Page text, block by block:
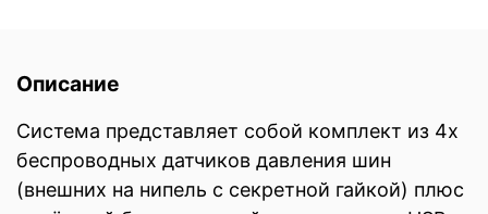
Описание
Система представляет собой комплект из 4х
беспроводных датчиков давления шин
(внешних на нипель с секретной гайкой) плюс